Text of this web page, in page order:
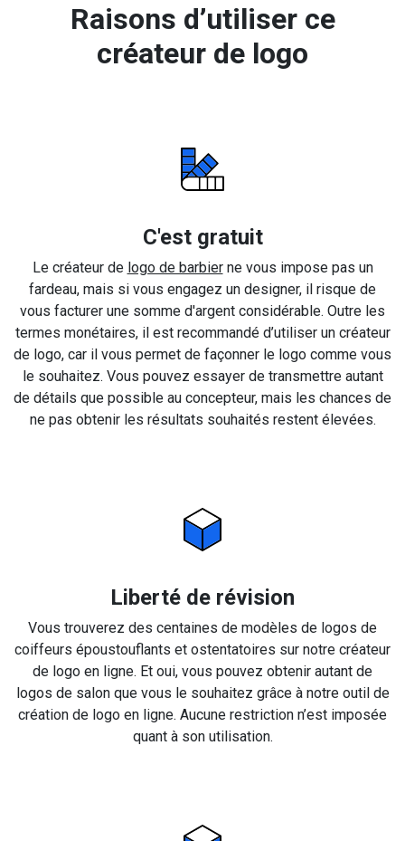
Raisons d’utiliser ce
créateur de logo
C'est gratuit
Le créateur de logo de barbierne vous impose pas un
fardeau, mais si vous engagez un designer, il risque de
vous facturer une somme d'argent considérable. Outre les
termes monétaires, il est recommandé d’utiliser un créateur
de logo, car il vous permet de façonner le logo comme vous
le souhaitez. Vous pouvez essayer de transmettre autant
de détails que possible au concepteur, mais les chances de
ne pas obtenir les résultats souhaités restent élevées.
Liberté de révision
Vous trouverez des centaines de modèles de logos de
coiffeurs époustouflants et ostentatoires sur notre créateur
de logo en ligne. Et oui, vous pouvez obtenir autant de
logos de salon que vous le souhaitez grâce à notre outil de
création de logo en ligne. Aucune restriction n’est imposée
quant à son utilisation.